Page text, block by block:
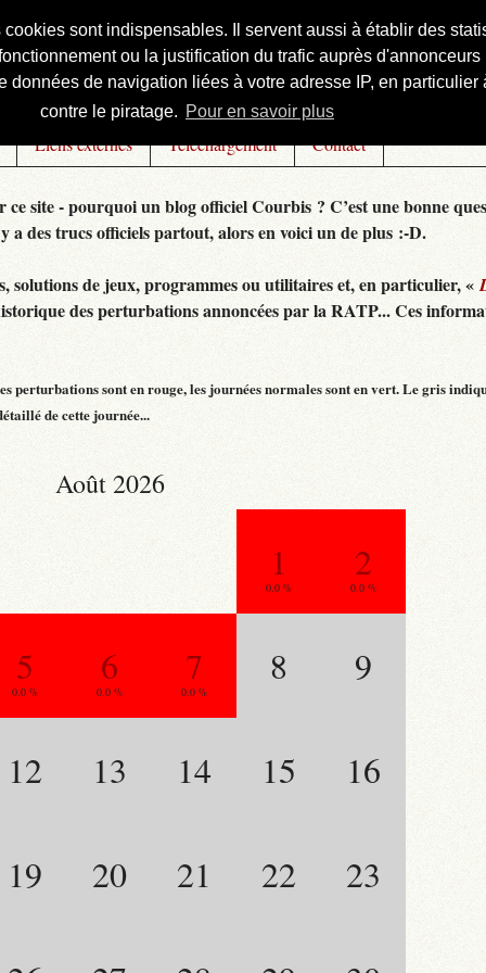
sont indispensables. Il servent aussi à établir des
ou la justification du trafic auprès
de navigation liées à votre adresse IP, en
contre le piratage. Pour en savoir plus
Liens externes Téléchargement Contact
site - pourquoi un blog officiel Courbis ? C’est une bonne
des trucs officiels partout, alors en voici un de plus :-D.
solutions de jeux, programmes ou utilitaires et, en particulier, «
des perturbations annoncées par la RATP... Ces
sont en rouge, les journées normales sont en vert. Le gris
de cette journée...
Août 2026
1
0.0 %
2
0.0 %
5
0.0 %
6
0.0 %
7
0.0 %
8 9
13 14 15 16
20 21 22 23